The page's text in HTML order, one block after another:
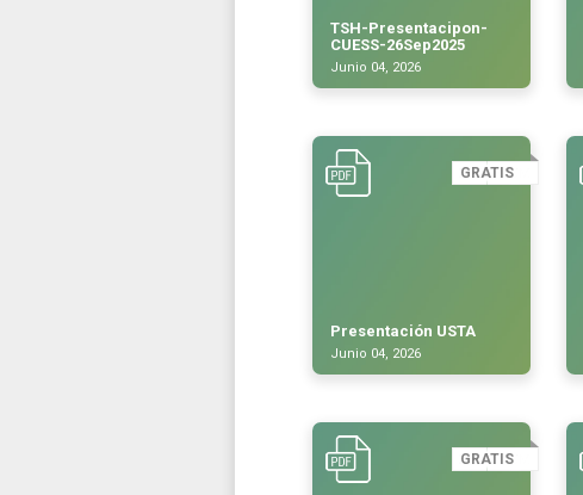
TSH-Presentacipon-
CUESS-26Sep2025
Junio 04, 2026
GRATIS
Presentación USTA
Junio 04, 2026
GRATIS